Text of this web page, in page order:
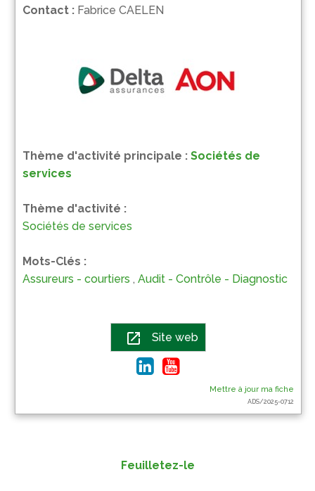
Contact : Fabrice CAELEN
Thème d'activité principale : Sociétés de
services
Thème d'activité :
Sociétés de services
Mots-Clés :
Assureurs - courtiers , Audit - Contrôle - Diagnostic
open_in_new Site web
Mettre à jour ma fiche
ADS/2025-0712
Feuilletez-le